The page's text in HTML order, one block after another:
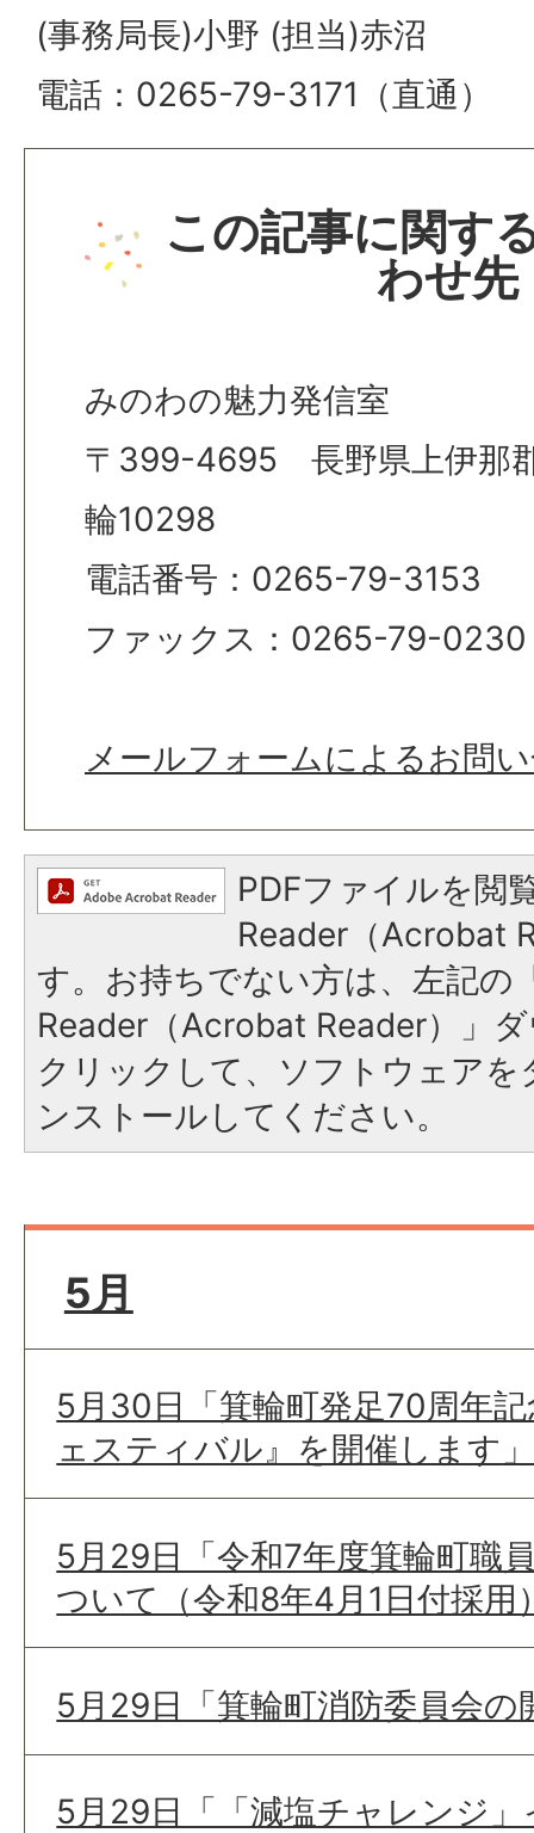
(事務局長)小野 (担当)赤沼
電話：0265-79-3171（直通）
この記事に関す
わせ先
みのわの魅力発信室
〒399-4695 長野県上伊那
輪10298
電話番号：0265-79-3153
ファックス：0265-79-0230
メールフォームによるお問
PDFファイルを閲
Reader（Acrobat
す。お持ちでない方は、左記の
Reader（Acrobat Reader）」
クリックして、ソフトウェア
ンストールしてください。
5月
5月30日「箕輪町発足70周年
ェスティバル』を開催します
5月29日「令和7年度箕輪町職
ついて（令和8年4月1日付採用
5月29日「箕輪町消防委員会の
5月29日「「減塩チャレンジ